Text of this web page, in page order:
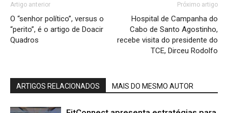
Artigo anterior
O “senhor político”, versus o
“perito”, é o artigo de Doacir
Quadros
Próximo artigo
Hospital de Campanha do
Cabo de Santo Agostinho,
recebe visita do presidente do
TCE, Dirceu Rodolfo
ARTIGOS RELACIONADOS MAIS DO MESMO AUTOR